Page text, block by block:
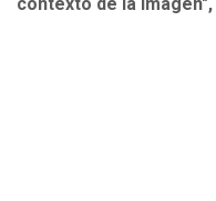
contexto de la imagen",